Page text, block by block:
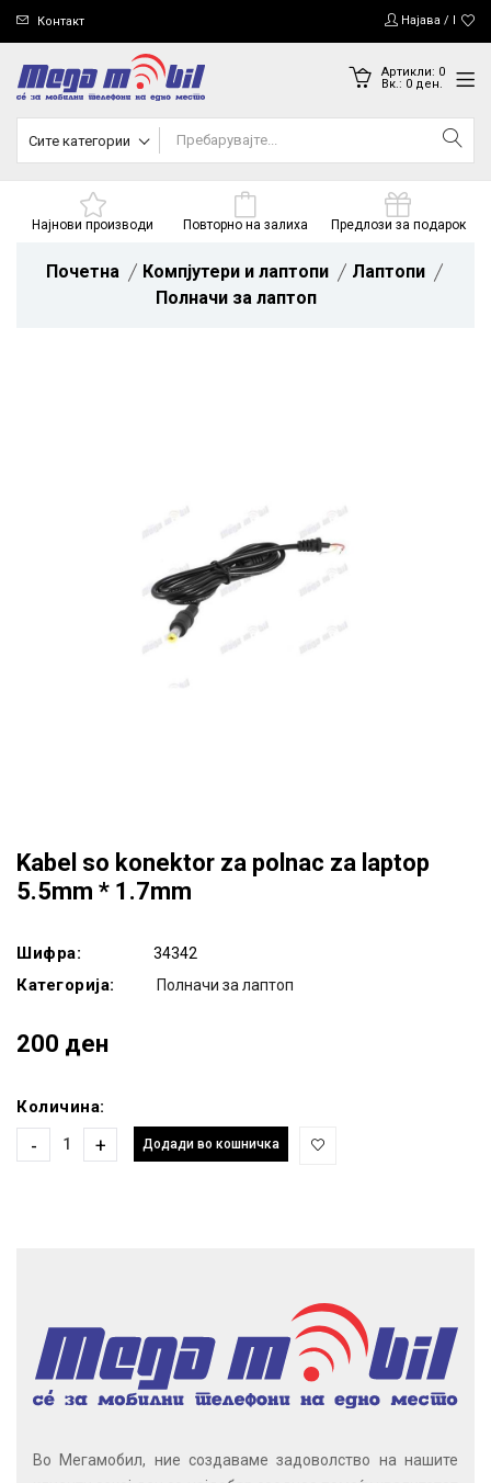
Контакт Најава /
Артикли: 0
Вк.: 0ден.
Сите категории
Најнови производи Повторно на залиха Предлози за подарок
Почетна Компјутери и лаптопи
Лаптопи
Полначи за лаптоп
Kabel so konektor za polnac za laptop
5.5mm * 1.7mm
Шифра: 34342
Категорија: Полначи за лаптоп
200 ден
Количина:
- + Додади во кошничка
Во Мегамобил, ние создаваме задоволство на нашите